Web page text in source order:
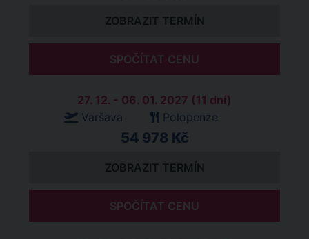
ZOBRAZIT TERMÍN
SPOČÍTAT CENU
27. 12. - 06. 01. 2027 (11 dní)
Varšava
Polopenze
54 978 Kč
ZOBRAZIT TERMÍN
SPOČÍTAT CENU